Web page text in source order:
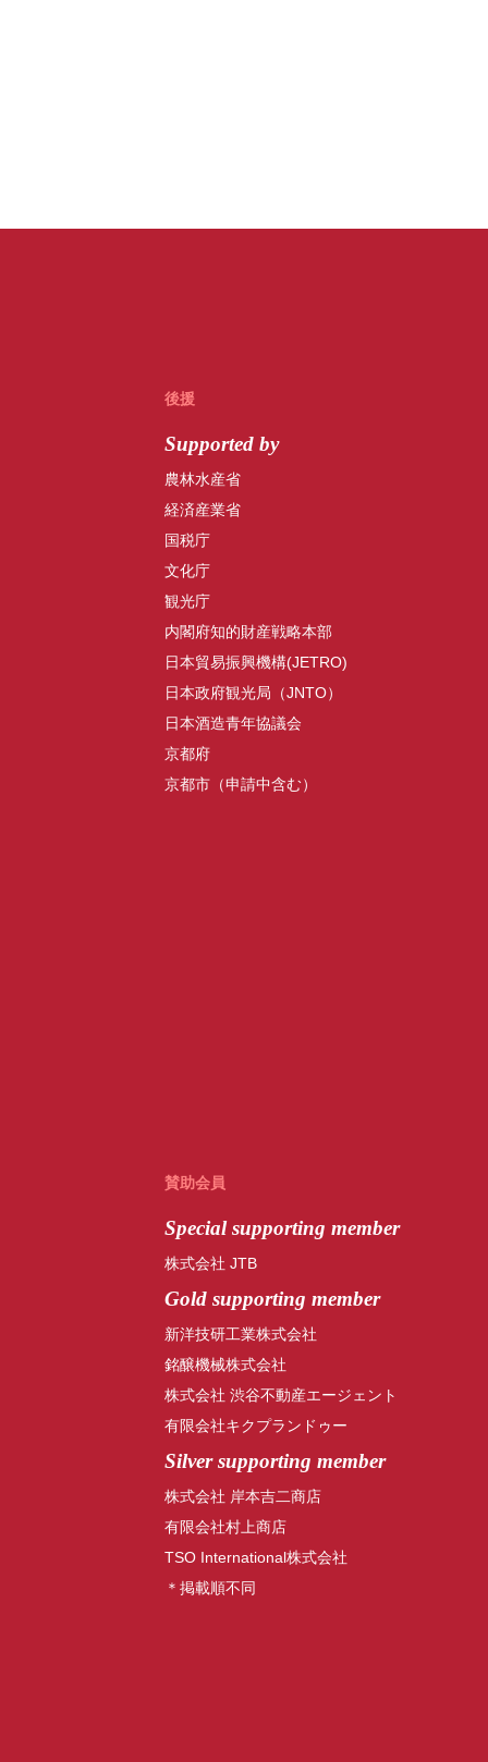
後援
Supported by
農林水産省
経済産業省
国税庁
文化庁
観光庁
内閣府知的財産戦略本部
日本貿易振興機構(JETRO)
日本政府観光局（JNTO）
日本酒造青年協議会
京都府
京都市（申請中含む）
賛助会員
Specialsupporting member
株式会社 JTB
Gold supporting member
新洋技研工業株式会社
銘醸機械株式会社
株式会社 渋谷不動産エージェント
有限会社キクプランドゥー
Silver supporting member
株式会社 岸本吉二商店
有限会社村上商店
TSO International株式会社
＊掲載順不同